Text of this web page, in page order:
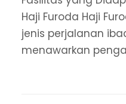
Haji Furoda Haji
jenis perjalanan
menawarkan